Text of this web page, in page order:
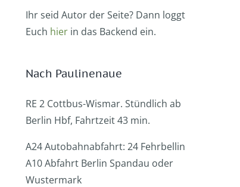
Ihr seid Autor der Seite? Dann loggt
Euch hier in das Backend ein.
Nach Paulinenaue
RE 2 Cottbus-Wismar. Stündlich ab
Berlin Hbf, Fahrtzeit 43 min.
A24 Autobahnabfahrt: 24 Fehrbellin
A10 Abfahrt Berlin Spandau oder
Wustermark